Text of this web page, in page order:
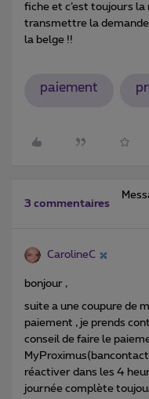
fiche et c’est toujours la
transmettre la
la belge !!
paiement
3 commentaires
CarolineC
bonjour ,
suite a une coupure de
paiement , je prends
conseil de faire le
réactiver dans les 4
journée complète